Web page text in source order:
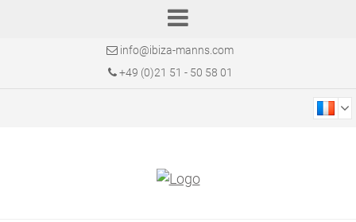
info@ibiza-manns.com
+49 (0)21 51 - 50 58 01